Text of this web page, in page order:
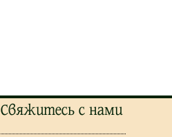
Свяжитесь с нами